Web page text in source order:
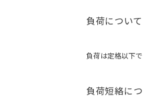
負荷について
負荷は定格以下
負荷短絡に